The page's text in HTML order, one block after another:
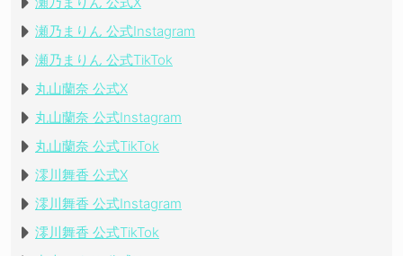
瀬乃まりん 公式Instagram
瀬乃まりん 公式TikTok
丸山蘭奈 公式X
丸山蘭奈 公式Instagram
丸山蘭奈 公式TikTok
澪川舞香 公式X
澪川舞香 公式Instagram
澪川舞香 公式TikTok